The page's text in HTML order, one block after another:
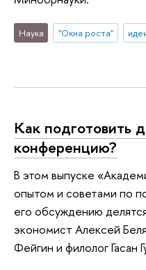
Наука "Окна роста"
Как подготовить
конференцию?
В этом выпуске
опытом и советами по
его обсуждению
экономист Алексей
Фейгин и филолог Гасан